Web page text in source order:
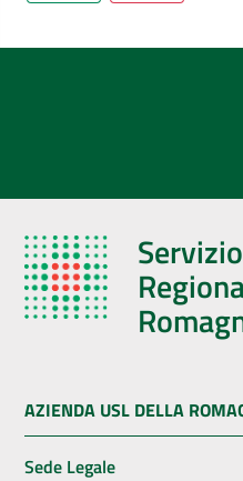
Comunica
AZIENDA USL DELLA
Sede Legale